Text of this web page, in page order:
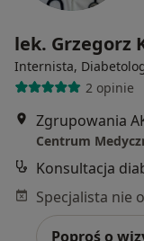
lek. Grzegorz
Internista,
2 opinie
Zgrupowania
Centrum
Konsultacja
Poproś o